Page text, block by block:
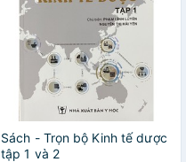
Sách - Trọn bộ Kinh tế dược
tập 1 và 2